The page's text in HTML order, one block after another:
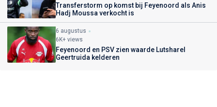
Transferstorm op komst bij Feyenoord als Anis
Hadj Moussa verkocht is
6 augustus
6K+ views
Feyenoord en PSV zien waarde Lutsharel
Geertruida kelderen